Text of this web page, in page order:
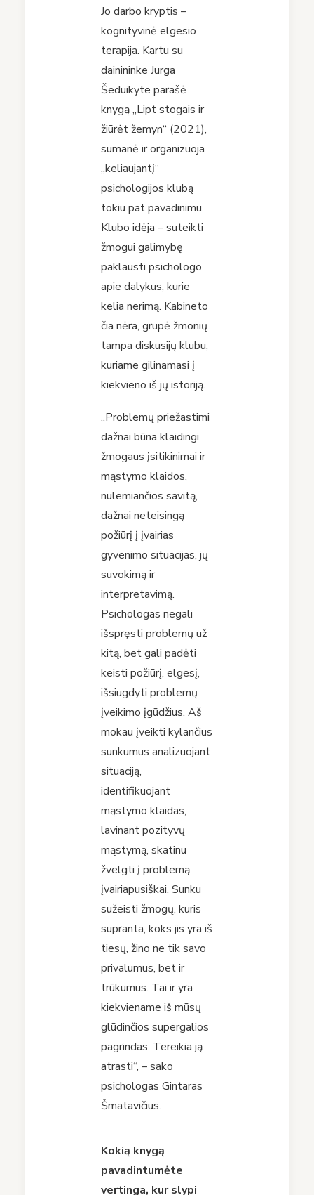
Jo darbo kryptis –
kognityvinė elgesio
terapija. Kartu su
dainininke Jurga
Šeduikyte parašė
knygą „Lipt stogais ir
žiūrėt žemyn“ (2021),
sumanė ir organizuoja
„keliaujantį“
psichologijos klubą
tokiu pat pavadinimu.
Klubo idėja – suteikti
žmogui galimybę
paklausti psichologo
apie dalykus, kurie
kelia nerimą. Kabineto
čia nėra, grupė žmonių
tampa diskusijų klubu,
kuriame gilinamasi į
kiekvieno iš jų istoriją.
„Problemų priežastimi
dažnai būna klaidingi
žmogaus įsitikinimai ir
mąstymo klaidos,
nulemiančios savitą,
dažnai neteisingą
požiūrį į įvairias
gyvenimo situacijas, jų
suvokimą ir
interpretavimą.
Psichologas negali
išspręsti problemų už
kitą, bet gali padėti
keisti požiūrį, elgesį,
išsiugdyti problemų
įveikimo įgūdžius. Aš
mokau įveikti kylančius
sunkumus analizuojant
situaciją,
identifikuojant
mąstymo klaidas,
lavinant pozityvų
mąstymą, skatinu
žvelgti į problemą
įvairiapusiškai. Sunku
sužeisti žmogų, kuris
supranta, koks jis yra iš
tiesų, žino ne tik savo
privalumus, bet ir
trūkumus. Tai ir yra
kiekviename iš mūsų
glūdinčios supergalios
pagrindas. Tereikia ją
atrasti“, – sako
psichologas Gintaras
Šmatavičius.
Kokią knygą
pavadintumėte
vertinga, kur slypi